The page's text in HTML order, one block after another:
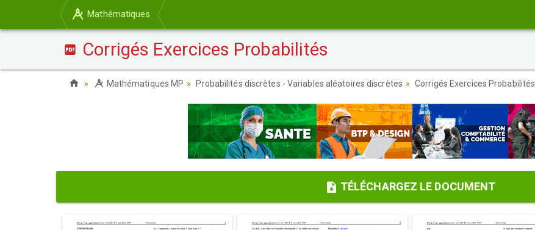
Mathématiques
Corrigés Exercices Probabilités
Mathématiques MP Probabilités discrètes - Variables aléatoires discrètes Corrigés Exercices Probabilités
TÉLÉCHARGEZ LE DOCUMENT